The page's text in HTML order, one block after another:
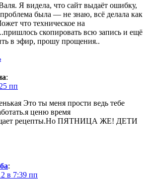
Я видела, что сайт выдаёт ошибку,
была — не знаю, всё делала как
что техническое на
скопировать всю запись и ещё
в эфир, прошу прощения..
:
пп
Это ты меня прости ведь тебе
ценю время
рецепты.Но ПЯТНИЦА ЖЕ! ДЕТИ
:
в 7:39 пп